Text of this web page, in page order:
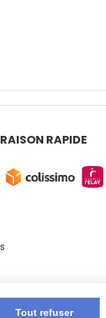
RAPIDE
Tout refuser